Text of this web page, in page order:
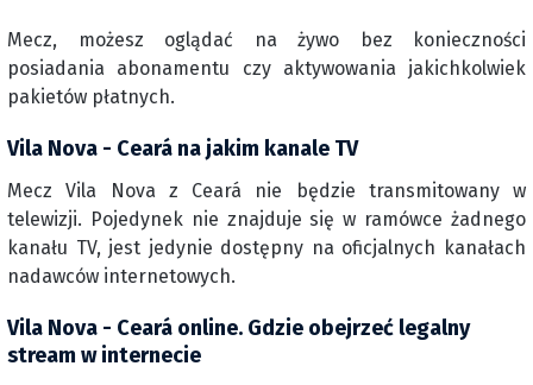
Mecz, możesz oglądać na żywo bez konieczności
posiadania abonamentu czy aktywowania jakichkolwiek
pakietów płatnych.
Vila Nova - Ceará na jakim kanale TV
Mecz Vila Nova z Ceará nie będzie transmitowany w
telewizji. Pojedynek nie znajduje się w ramówce żadnego
kanału TV, jest jedynie dostępny na oficjalnych kanałach
nadawców internetowych.
Vila Nova - Ceará online. Gdzie obejrzeć legalny
stream w internecie